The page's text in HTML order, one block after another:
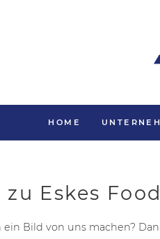
HOME
Eskes Food
ein Bild von uns machen?